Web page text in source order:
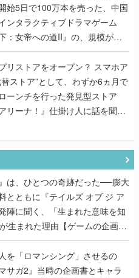
始5日で100万本を売った、中国
ンタラクティブドラマゲーム
：女帝への道II』の、規模が違
をプロデューサーに聞いた
ストアをオープン？ スマホア
ストア”として、わずか6ヵ月で
ーンチを行った発見型ストア
リーナ！』仕掛け人に話を聞い
は、ひとつの奇跡だった──膨大
とともに『テイルズ オブ ジ ア
陣に聞く、「生まれた意味を知
生まれた理由【ゲームの企画
を「ロマンシング」させるの
サガ2』当時の企画書とキャラ